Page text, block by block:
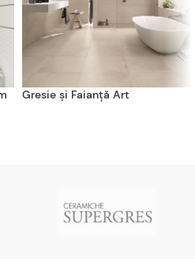
Gresie și Faianță Art